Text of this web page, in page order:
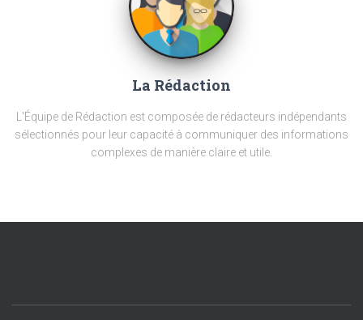
La Rédaction
L'Équipe de Rédaction est composée de rédacteurs indépendants
sélectionnés pour leur capacité à communiquer des informations
complexes de manière claire et utile.